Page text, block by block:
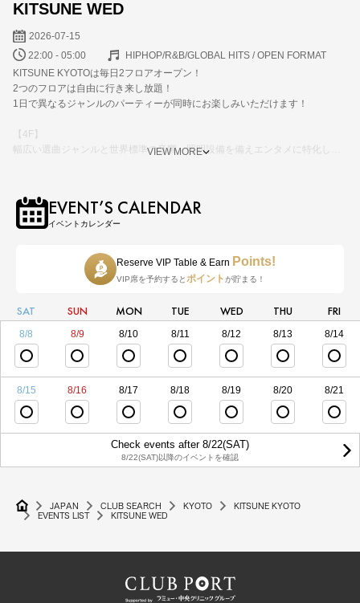
KITSUNE WED
2026-07-15
22:00 - 05:00
HIPHOP/R&B/GLOBAL HITS / OPEN FORMAT
KITSUNE KYOTOは毎日2フロアオープン！
2つのフロアは自由に行き来し放題！
1日で異なるジャンルのパーティーが同時にお楽しみいただけます！
【4F】
幅広い選曲ジャンルと世界標準の音響、照明設備を備えエンタメに特化した
地元を代表するDJを中心にクラシックからブランニューまでトレンドの
HIPHOPが楽しめるフロア
VIEW MORE
EVENT’S CALENDAR
イベントカレンダー
Reserve VIP Table & Earn Points!
VIP席を予約すると ポイント が貯まる！
SAT SUN MON TUE WED THU FRI
8/8 8/9 8/10 8/11 8/12 8/13 8/14
8/15 8/16 8/17 8/18 8/19 8/20 8/21
Check events after 8/22(SAT)
8/22(SAT)以降のイベントを確認
JAPAN CLUB SEARCH KYOTO
KITSUNE KYOTO
EVENTS LIST
KITSUNE WED